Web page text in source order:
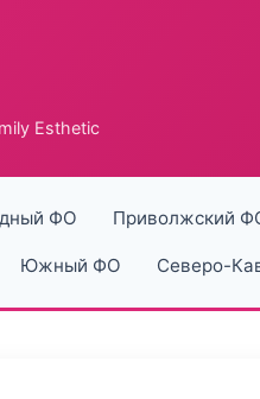
Esthetic
ФО Приволжский
Южный ФО Северо-